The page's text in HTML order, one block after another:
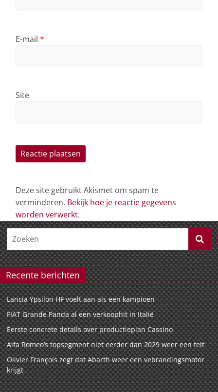
E-mail *
Site
Deze site gebruikt Akismet om spam te
verminderen. Bekijk hoe je reactie gegevens
worden verwerkt.
Recente berichten
Lancia Ypsilon HF voelt aan als een kampioen
FIAT Grande Panda al een verkoophit in Italië
Eerste concrete details over productieplan Cassino
Alfa Romeo’s topsegment niet eerder dan 2029 weer een feit
Olivier François zegt dat Abarth weer een vebrandingsmotor
krijgt